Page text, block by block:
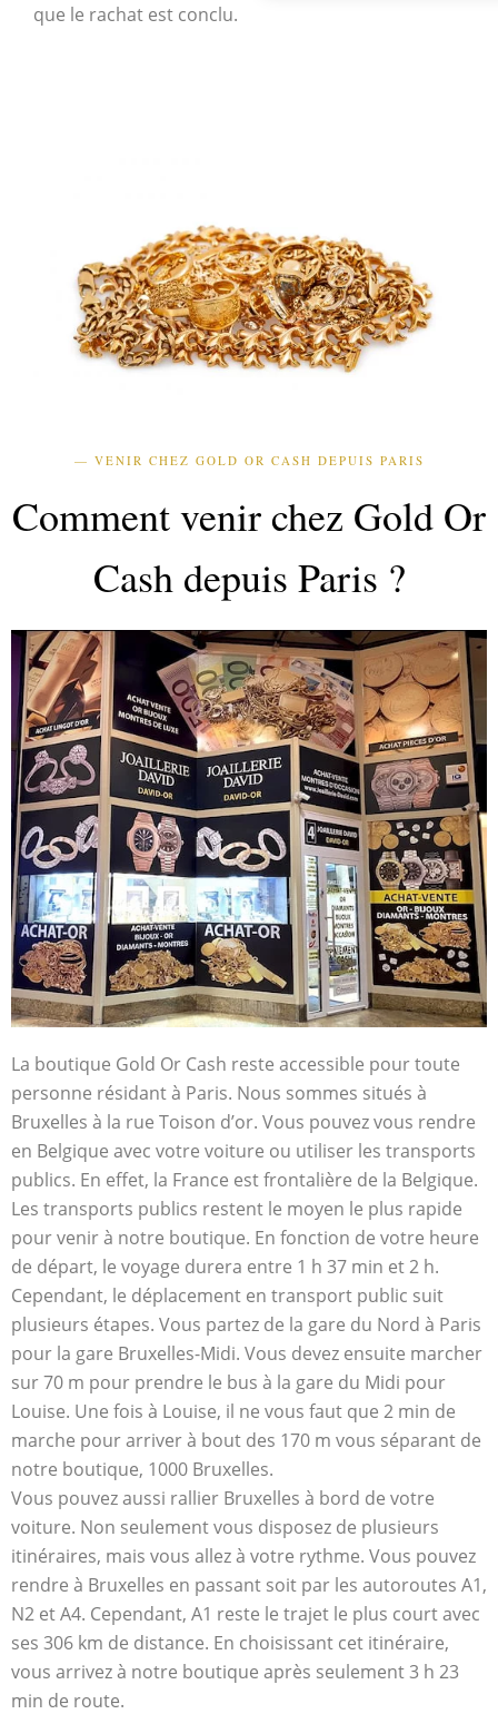
que le rachat est conclu.
— VENIR CHEZ GOLD OR CASH DEPUIS PARIS
Comment venir chez Gold Or
Cash depuis Paris ?
La boutique Gold Or Cash reste accessible pour toute
personne résidant à Paris. Nous sommes situés à
Bruxelles à la rue Toison d’or. Vous pouvez vous rendre
en Belgique avec votre voiture ou utiliser les transports
publics. En effet, la France est frontalière de la Belgique.
Les transports publics restent le moyen le plus rapide
pour venir à notre boutique. En fonction de votre heure
de départ, le voyage durera entre 1 h 37 min et 2 h.
Cependant, le déplacement en transport public suit
plusieurs étapes. Vous partez de la gare du Nord à Paris
pour la gare Bruxelles-Midi. Vous devez ensuite marcher
sur 70 m pour prendre le bus à la gare du Midi pour
Louise. Une fois à Louise, il ne vous faut que 2 min de
marche pour arriver à bout des 170 m vous séparant de
notre boutique, 1000 Bruxelles.
Vous pouvez aussi rallier Bruxelles à bord de votre
voiture. Non seulement vous disposez de plusieurs
itinéraires, mais vous allez à votre rythme. Vous pouvez
rendre à Bruxelles en passant soit par les autoroutes A1,
N2 et A4. Cependant, A1 reste le trajet le plus court avec
ses 306 km de distance. En choisissant cet itinéraire,
vous arrivez à notre boutique après seulement 3 h 23
min de route.